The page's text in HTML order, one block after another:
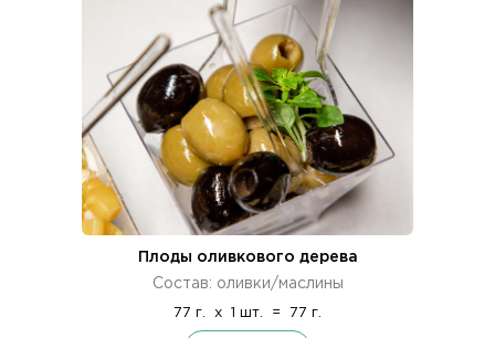
Плоды оливкового дерева
Состав: оливки/маслины
77 г. x 1 шт. = 77 г.